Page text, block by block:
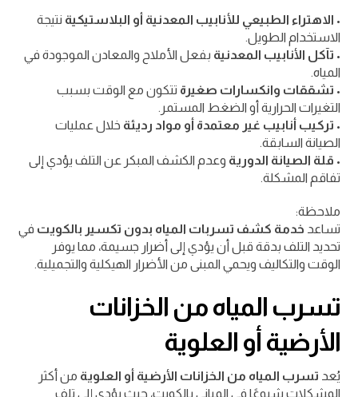
• الاهتراء الطبيعي للأنابيب المعدنية أو البلاستيكية نتيجة
الاستخدام الطويل.
• تآكل الأنابيب المعدنية بفعل الأملاح والمعادن الموجودة في
المياه.
• تشققات وانكسارات صغيرة تتكون مع الوقت بسبب
التغيرات الحرارية أو الضغط المستمر.
• تركيب أنابيب غير معتمدة أو مواد رديئة خلال عمليات
الصيانة السابقة.
• قلة الصيانة الدورية وعدم الكشف المبكر عن التلف يؤدي إلى
تفاقم المشكلة.
ملاحظة:
تساعد خدمة كشف تسربات المياه بدون تكسير بالكويت في
تحديد التلف بدقة قبل أن يؤدي إلى أضرار جسيمة، مما يوفر
الوقت والتكاليف ويحمي المبنى من الأضرار الهيكلية والتجميلية.
تسرب المياه من الخزانات
الأرضية أو العلوية
يُعد تسرب المياه من الخزانات الأرضية أو العلوية من أكثر
المشكلات شيوعًا في المباني بالكويت، حيث يؤدي إلى تلف